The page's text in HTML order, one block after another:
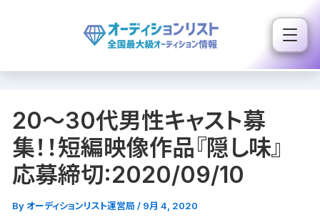
ス
20〜30代男性キャスト募
集！！短編映像作品『隠し味』
応募締切:2020/09/10
By オーディションリスト運営局 / 9月 4, 2020